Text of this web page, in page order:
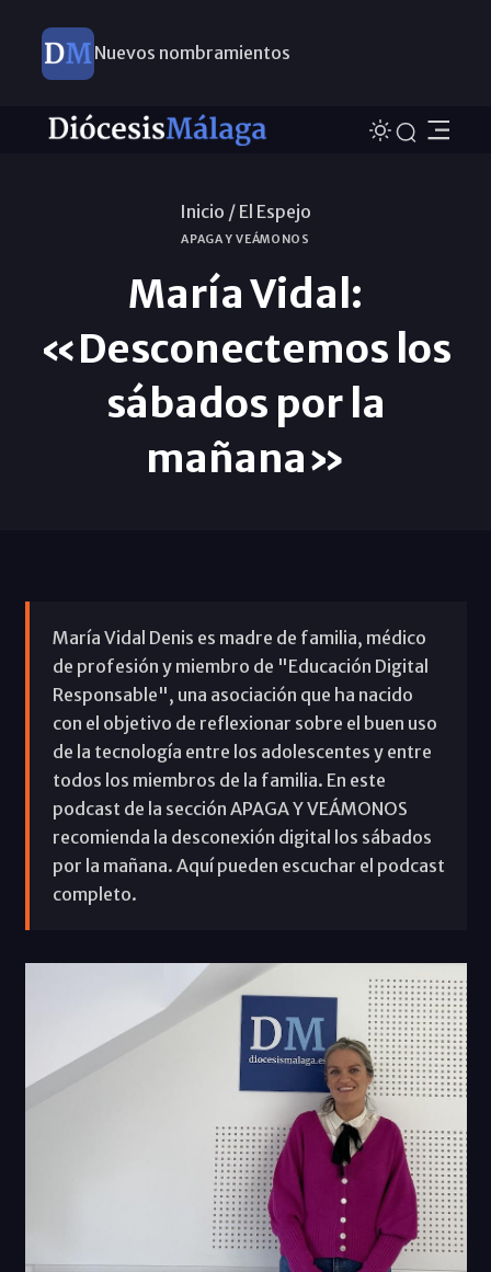
Nuevos nombramientos
Inicio / El Espejo
APAGA Y VEÁMONOS
María Vidal:
«Desconectemos los
sábados por la
mañana»
María Vidal Denis es madre de familia, médico
de profesión y miembro de "Educación Digital
Responsable", una asociación que ha nacido
con el objetivo de reflexionar sobre el buen uso
de la tecnología entre los adolescentes y entre
todos los miembros de la familia. En este
podcast de la sección APAGA Y VEÁMONOS
recomienda la desconexión digital los sábados
por la mañana. Aquí pueden escuchar el podcast
completo.